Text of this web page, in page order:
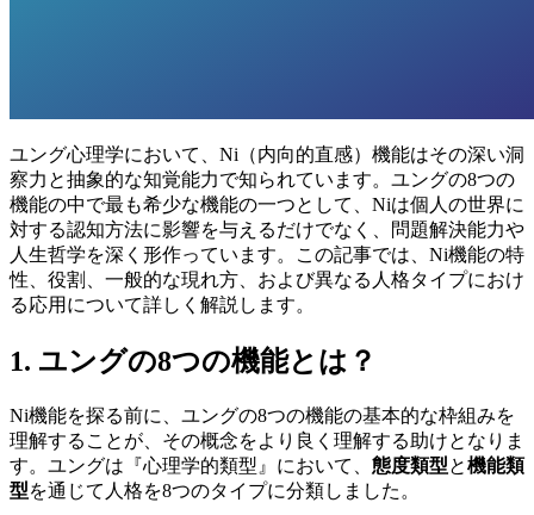
ユング心理学において、Ni（内向的直感）機能はその深い洞
察力と抽象的な知覚能力で知られています。ユングの8つの
機能の中で最も希少な機能の一つとして、Niは個人の世界に
対する認知方法に影響を与えるだけでなく、問題解決能力や
人生哲学を深く形作っています。この記事では、Ni機能の特
性、役割、一般的な現れ方、および異なる人格タイプにおけ
る応用について詳しく解説します。
1. ユングの8つの機能とは？
Ni機能を探る前に、ユングの8つの機能の基本的な枠組みを
理解することが、その概念をより良く理解する助けとなりま
す。ユングは『心理学的類型』において、 態度類型と機能類
型を通じて人格を8つのタイプに分類しました。